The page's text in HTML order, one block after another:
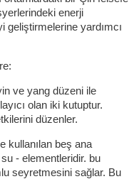
enerji
geliştirmelerine yardımcı
ve yang düzeni ile
olan iki kutuptur.
düzenler.
kullanılan beş ana
- elementleridir. bu
seyretmesini sağlar. Bu